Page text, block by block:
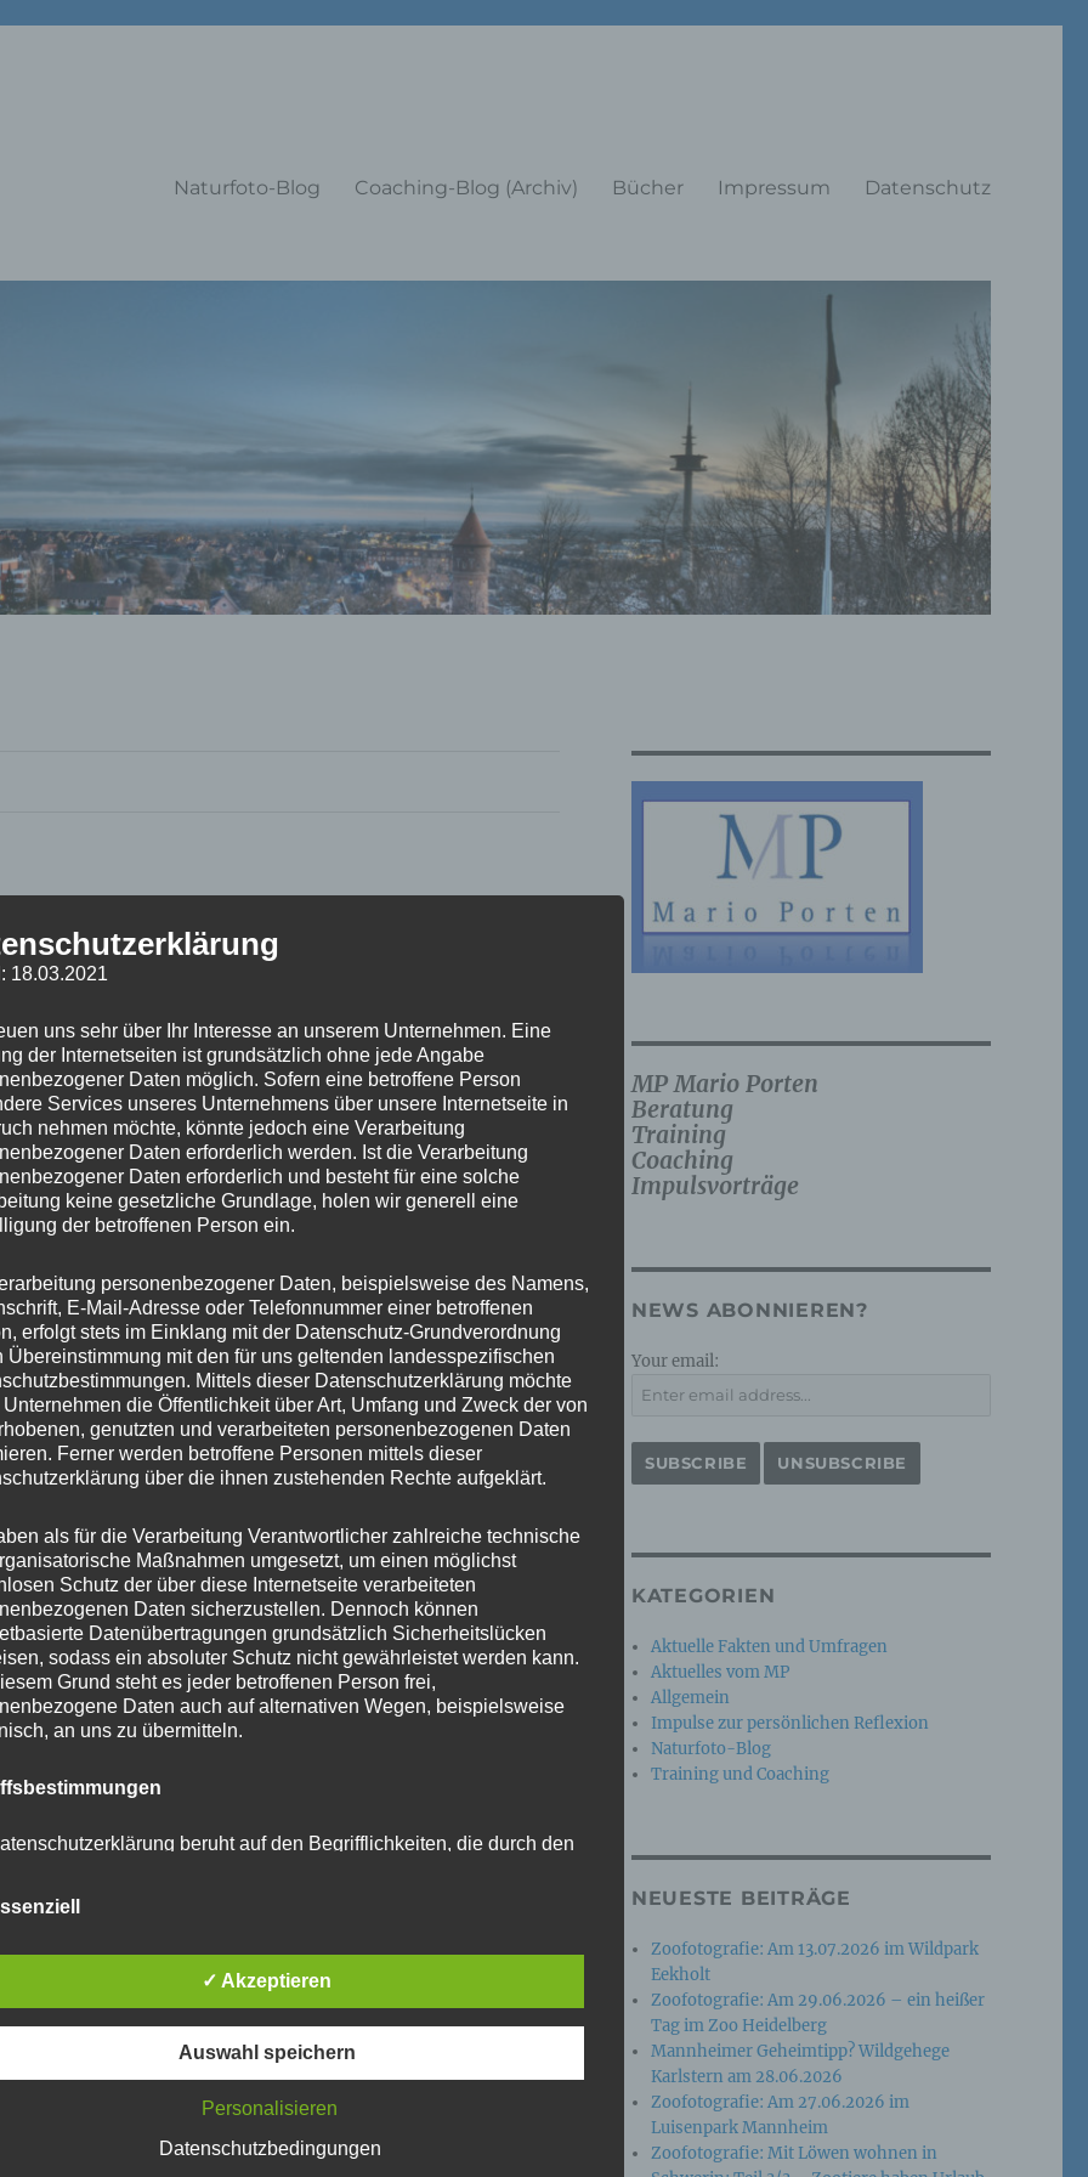
Naturfoto-Blog Coaching-Blog (Archiv) Bücher Impressum Datenschutz
abzugeben.
reduzieren.
MP Mario Porten
Beratung
Training
Coaching
Impulsvorträge
NEWS ABONNIEREN?
Your email:
KATEGORIEN
Aktuelle Fakten und Umfragen
Aktuelles vom MP
Allgemein
Impulse zur persönlichen Reflexion
Naturfoto-Blog
Training und Coaching
NEUESTE BEITRÄGE
Zoofotografie: Am 13.07.2026 im Wildpark
Eekholt
Zoofotografie: Am 29.06.2026 – ein heißer
Tag im Zoo Heidelberg
Mannheimer Geheimtipp? Wildgehege
Karlstern am 28.06.2026
Zoofotografie: Am 27.06.2026 im
Luisenpark Mannheim
Zoofotografie: Mit Löwen wohnen in
18.03.2021
uns sehr über Ihr Interesse an unserem Unternehmen. Eine
der Internetseiten ist grundsätzlich ohne jede Angabe
Daten möglich. Sofern eine betroffene Person
Services unseres Unternehmens über unsere Internetseite in
nehmen möchte, könnte jedoch eine Verarbeitung
Daten erforderlich werden. Ist die Verarbeitung
Daten erforderlich und besteht für eine solche
keine gesetzliche Grundlage, holen wir generell eine
der betroffenen Person ein.
personenbezogener Daten, beispielsweise des Namens,
E-Mail-Adresse oder Telefonnummer einer betroffenen
erfolgt stets im Einklang mit der Datenschutz-Grundverordnung
Übereinstimmung mit den für uns geltenden landesspezifischen
Mittels dieser Datenschutzerklärung möchte
Unternehmen die Öffentlichkeit über Art, Umfang und Zweck der von
genutzten und verarbeiteten personenbezogenen Daten
Ferner werden betroffene Personen mittels dieser
über die ihnen zustehenden Rechte aufgeklärt.
als für die Verarbeitung Verantwortlicher zahlreiche technische
Maßnahmen umgesetzt, um einen möglichst
Schutz der über diese Internetseite verarbeiteten
Daten sicherzustellen. Dennoch können
Datenübertragungen grundsätzlich Sicherheitslücken
sodass ein absoluter Schutz nicht gewährleistet werden kann.
Grund steht es jeder betroffenen Person frei,
Daten auch auf alternativen Wegen, beispielsweise
an uns zu übermitteln.
beruht auf den Begrifflichkeiten, die durch den
Grundverordnung (DS-GVO) verwendet wurden. Unsere
soll sowohl für die Öffentlichkeit als auch für unsere
gewährleisten, möchten wir vorab die verwendeten
in dieser Datenschutzerklärung unter anderem die
✓ Akzeptieren
Auswahl speichern
Personalisieren
Datenschutzbedingungen